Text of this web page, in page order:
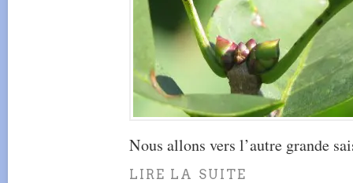
Nous allons vers l’autre grande
LIRE LA SUITE